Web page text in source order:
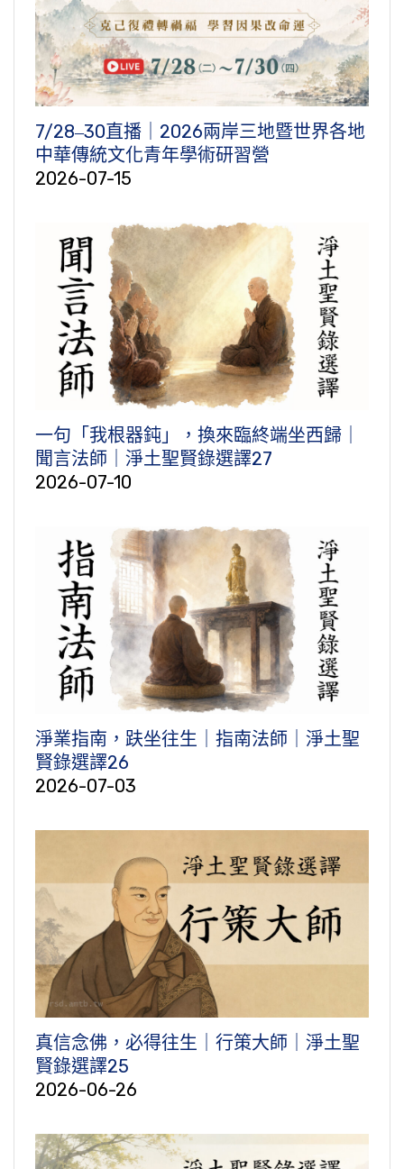
7/28‒30直播｜2026兩岸三地暨世界各地
中華傳統文化青年學術研習營
2026-07-15
一句「我根器鈍」，換來臨終端坐西歸｜
聞言法師｜淨土聖賢錄選譯27
2026-07-10
淨業指南，趺坐往生｜指南法師｜淨土聖
賢錄選譯26
2026-07-03
真信念佛，必得往生｜行策大師｜淨土聖
賢錄選譯25
2026-06-26